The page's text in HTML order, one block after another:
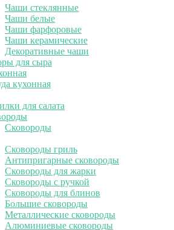
Чаши стеклянные
Чаши белые
Чаши фарфоровые
Чаши керамические
Декоративные чаши
для сыра
кухонная
для салата
Сковороды
Сковороды гриль
Антипригарные сковороды
Сковороды для жарки
Сковороды с ручкой
Сковороды для блинов
Большие сковороды
Металлические сковороды
Алюминиевые сковороды